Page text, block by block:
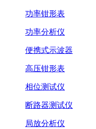
功率钳形表
功率分析仪
便携式示波器
高压钳形表
相位测试仪
断路器测试仪
局放分析仪